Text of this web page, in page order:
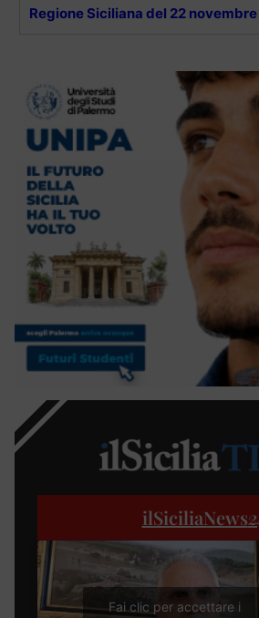
Regione Siciliana del 22
ilSiciliaNews
Fai clic per accettare i